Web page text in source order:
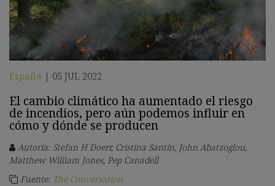
España | 05 JUL 2022
El cambio climático ha aumentado el riesgo
de incendios, pero aún podemos influir en
cómo y dónde se producen
Autoría: Stefan H Doerr, Cristina Santín, John Abatzoglou,
Matthew William Jones, Pep Canadell
Fuente: The Conversation